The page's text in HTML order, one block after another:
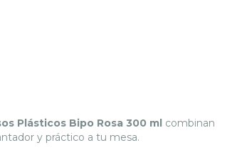
Plásticos Bipo Rosa 300 ml combinan
y práctico a tu mesa.